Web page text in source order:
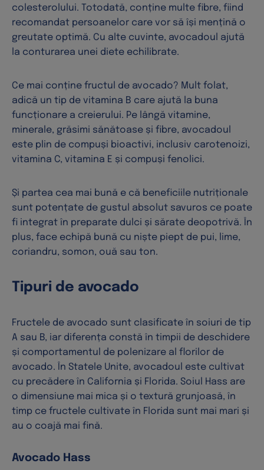
colesterolului. Totodată, conține multe fibre, fiind
recomandat persoanelor care vor să își mențină o
greutate optimă. Cu alte cuvinte, avocadoul ajută
la conturarea unei diete echilibrate.
Ce mai conține fructul de avocado? Mult folat,
adică un tip de vitamina B care ajută la buna
funcționare a creierului. Pe lângă vitamine,
minerale, grăsimi sănătoase și fibre, avocadoul
este plin de compuși bioactivi, inclusiv carotenoizi,
vitamina C, vitamina E și compuși fenolici.
Și partea cea mai bună e că beneficiile nutriționale
sunt potențate de gustul absolut savuros ce poate
fi integrat în preparate dulci și sărate deopotrivă. În
plus, face echipă bună cu niște piept de pui, lime,
coriandru, somon, ouă sau ton.
Tipuri de avocado
Fructele de avocado sunt clasificate în soiuri de tip
A sau B, iar diferența constă în timpii de deschidere
și comportamentul de polenizare al florilor de
avocado. În Statele Unite, avocadoul este cultivat
cu precădere în California și Florida. Soiul Hass are
o dimensiune mai mica și o textură grunjoasă, în
timp ce fructele cultivate în Florida sunt mai mari și
au o coajă mai fină.
Avocado Hass